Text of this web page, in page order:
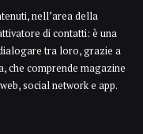
nell’area della
di contatti: è una
tra loro, grazie a
che comprende magazine
social network e app.